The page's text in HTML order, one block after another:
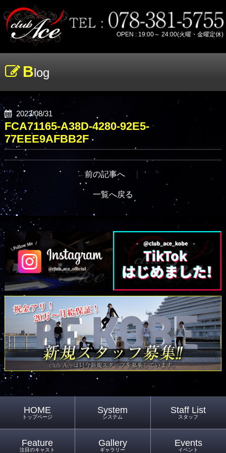
OPEN : 19:00～ 24:00(火曜・金曜定休)
Blog
2023/08/31
FCA71165-A38D-4280-92E5-
77EEE9AFBB2F
←前の記事へ ｜
一覧へ戻る
HOME
トップページ
System
システム
Staff List
スタッフ
Feature
注目のキャスト
Gallery
ギャラリー
Events
イベント